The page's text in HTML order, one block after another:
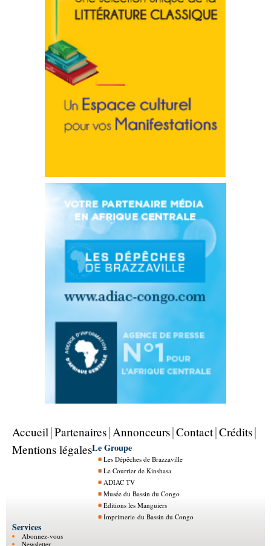
Accueil Partenaires Annonceurs Contact Crédits
Mentions légalesLe Groupe
Les Dépêches de Brazzaville
Le Courrier de Kinshasa
ADIAC TV
Musée du Bassin du Congo
Éditions les Manguiers
Imprimerie du Bassin du Congo
Services
Abonnez-vous
Newsletter